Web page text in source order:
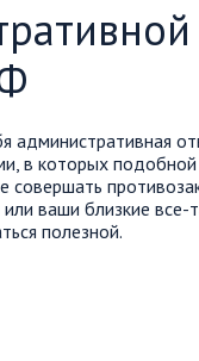
в которых подобной
совершать
ваши близкие все-
полезной.